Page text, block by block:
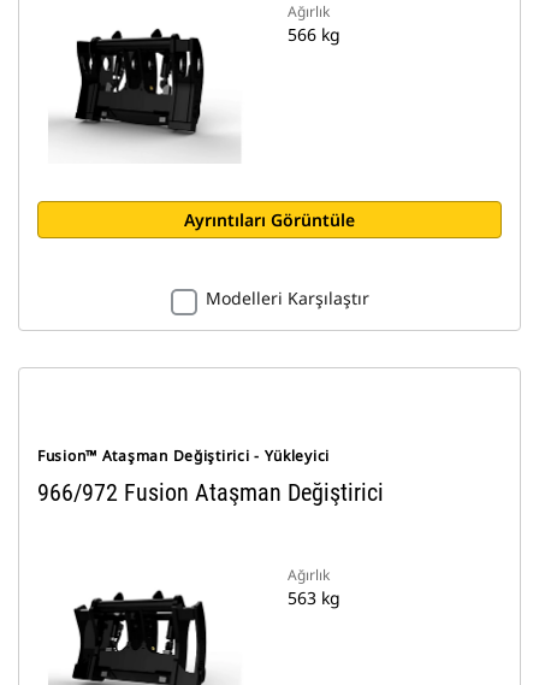
Ağırlık
566 kg
Ayrıntıları Görüntüle
Modelleri Karşılaştır
Fusion™ Ataşman Değiştirici - Yükleyici
966/972 Fusion Ataşman Değiştirici
Ağırlık
563 kg